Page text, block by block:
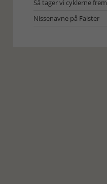
Så tager vi cyklerne frem
Nissenavne på Falster